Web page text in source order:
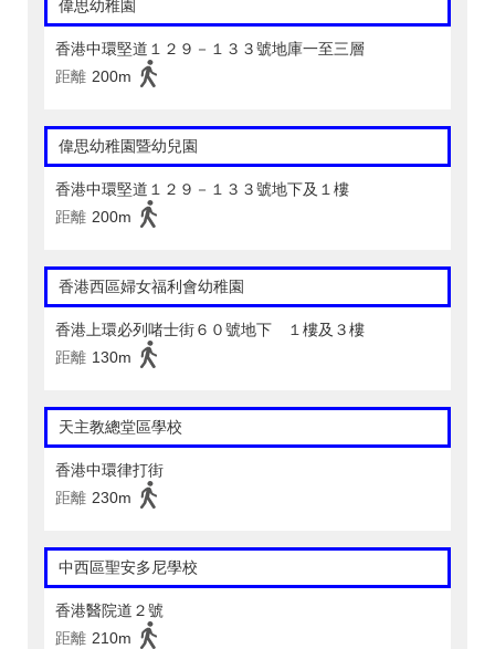
偉思幼稚園
香港中環堅道１２９－１３３號地庫一至三層
距離 200m
偉思幼稚園暨幼兒園
香港中環堅道１２９－１３３號地下及１樓
距離 200m
香港西區婦女福利會幼稚園
香港上環必列啫士街６０號地下 １樓及３樓
距離 130m
天主教總堂區學校
香港中環律打街
距離 230m
中西區聖安多尼學校
香港醫院道２號
距離 210m